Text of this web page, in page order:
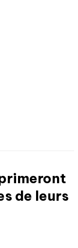
de leurs